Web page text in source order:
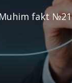
Muhim fakt №21